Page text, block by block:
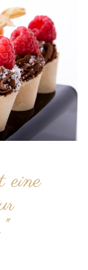
eine